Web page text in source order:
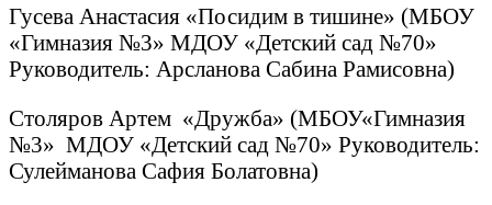
Гусева Анастасия «Посидим в тишине» (МБОУ
«Гимназия №3» МДОУ «Детский сад №70»
Руководитель: Арсланова Сабина Рамисовна)
Столяров Артем «Дружба» (МБОУ«Гимназия
№3» МДОУ «Детский сад №70» Руководитель:
Сулейманова Сафия Болатовна)